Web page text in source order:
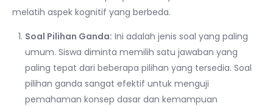
melatih aspek kognitif yang berbeda.
Soal Pilihan Ganda: Ini adalah jenis soal yang paling
umum. Siswa diminta memilih satu jawaban yang
paling tepat dari beberapa pilihan yang tersedia. Soal
pilihan ganda sangat efektif untuk menguji
pemahaman konsep dasar dan kemampuan